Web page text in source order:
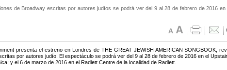
de Broadway escritas por autores judíos se podrá ver del 9 al 28 de febrero de 2016
presenta el estreno en Londres de THE GREAT JEWISH AMERICAN SONGBOOK,
por autores judío. El espectáculo se podrá ver del 9 al 28 de febrero de 2016 en el
y el 6 de marzo de 2016 en el Radlett Centre de la localidad de Radlett.